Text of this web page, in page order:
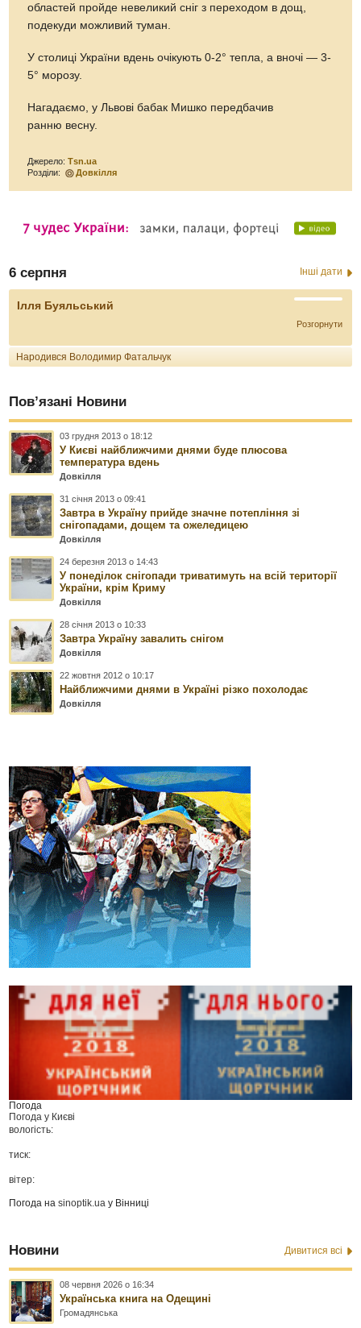
областей пройде невеликий сніг з переходом в дощ,
подекуди можливий туман.
У столиці України вдень очікують 0-2° тепла, а вночі — 3-
5° морозу.
Нагадаємо, у Львові бабак Мишко передбачив
ранню весну.
Джерело:Тsn.ua
Розділи:
Довкілля
6 серпня Інші дати
Ілля Буяльський
Розгорнути
Народився Володимир Фатальчук
Пов’язані Новини
03 грудня 2013 о 18:12
У Києві найближчими днями буде плюсова
температура вдень
Довкілля
31 січня 2013 о 09:41
Завтра в Україну прийде значне потепління зі
снігопадами, дощем та ожеледицею
Довкілля
24 березня 2013 о 14:43
У понеділок снігопади триватимуть на всій території
України, крім Криму
Довкілля
28 січня 2013 о 10:33
Завтра Україну завалить снігом
Довкілля
22 жовтня 2012 о 10:17
Найближчими днями в Україні різко похолодає
Довкілля
Погода
Погода у Києві
вологість:
тиск:
вітер:
Погода наsinoptik.ua у Вінниці
Новини Дивитися всі
08 червня 2026 о 16:34
Українська книга на Одещині
Громадянська